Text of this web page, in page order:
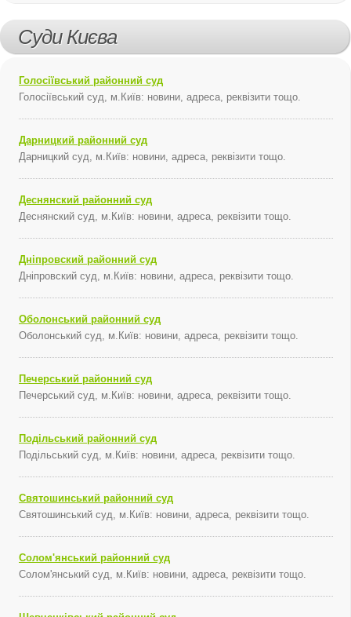
Суди Києва
Голосіївський районний суд
Голосіївський суд, м.Київ: новини, адреса, реквізити тощо.
Дарницкий районний суд
Дарницкий суд, м.Київ: новини, адреса, реквізити тощо.
Деснянский районний суд
Деснянский суд, м.Київ: новини, адреса, реквізити тощо.
Дніпровский районний суд
Дніпровский суд, м.Київ: новини, адреса, реквізити тощо.
Оболонський районний суд
Оболонський суд, м.Київ: новини, адреса, реквізити тощо.
Печерський районний суд
Печерський суд, м.Київ: новини, адреса, реквізити тощо.
Подільський районний суд
Подільський суд, м.Київ: новини, адреса, реквізити тощо.
Святошинський районний суд
Святошинський суд, м.Київ: новини, адреса, реквізити тощо.
Солом'янський районний суд
Солом'янський суд, м.Київ: новини, адреса, реквізити тощо.